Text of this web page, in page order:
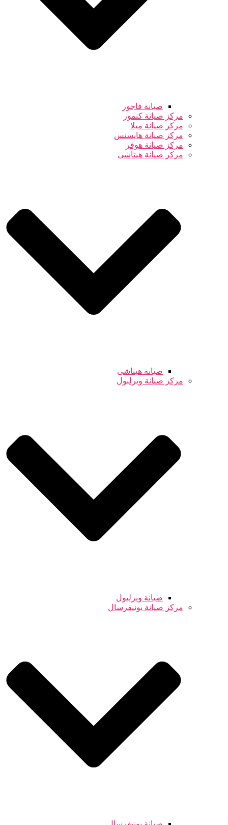
صيانة فاجور
مركز صيانة كنمور
مركز صيانة ميلا
مركز صيانة هايسنس
مركز صيانة هوفر
مركز صيانة هيتاشى
صيانة هيتاشى
مركز صيانة ويرلبول
صيانة ويرلبول
مركز صيانة يونيفرسال